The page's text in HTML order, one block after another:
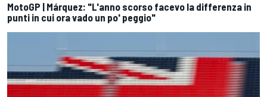
MotoGP | Márquez: "L'anno scorso facevo la differenza in
punti in cui ora vado un po' peggio"